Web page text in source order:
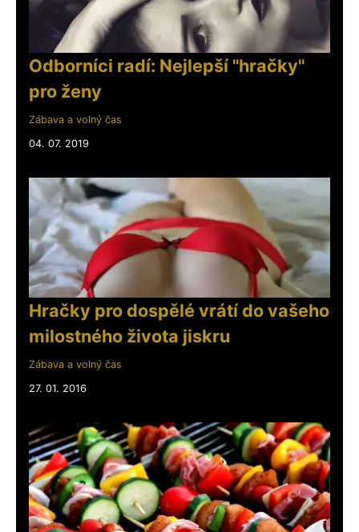
Odborníci radí: Nejlepší "hračky"
pro ženy
Zábava a volný čas
04. 07. 2019
Hračky pro dospělé vrátí do vašeho
milostného života jiskru
Zábava a volný čas
27. 01. 2016